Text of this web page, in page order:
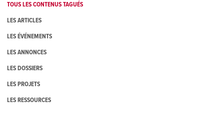
TOUS LES CONTENUS TAGUÉS
LES ARTICLES
LES ÉVÉNEMENTS
LES ANNONCES
LES DOSSIERS
LES PROJETS
LES RESSOURCES